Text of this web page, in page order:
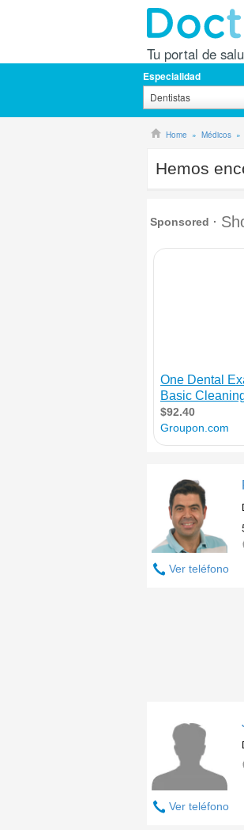
Tu portal de
Especialidad
Dentistas
Home Médicos
Hemos
Ver teléfono
Ver teléfono